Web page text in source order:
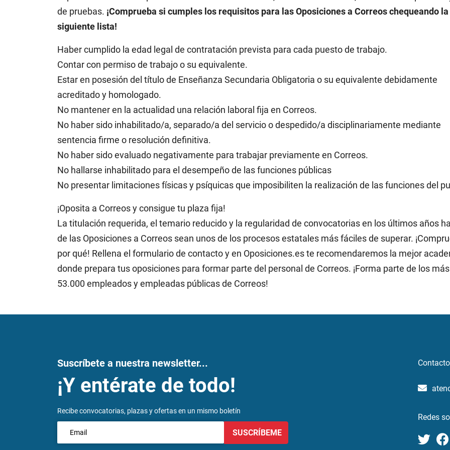
de pruebas. ¡Comprueba si cumples los requisitos para las Oposiciones a Correos chequeando la
siguiente lista!
Haber cumplido la edad legal de contratación prevista para cada puesto de trabajo.
Contar con permiso de trabajo o su equivalente.
Estar en posesión del título de Enseñanza Secundaria Obligatoria o su equivalente debidamente
acreditado y homologado.
No mantener en la actualidad una relación laboral fija en Correos.
No haber sido inhabilitado/a, separado/a del servicio o despedido/a disciplinariamente mediante
sentencia firme o resolución definitiva.
No haber sido evaluado negativamente para trabajar previamente en Correos.
No hallarse inhabilitado para el desempeño de las funciones públicas
No presentar limitaciones físicas y psíquicas que imposibiliten la realización de las funciones del
¡Oposita a Correos y consigue tu plaza fija!
La titulación requerida, el temario reducido y la regularidad de convocatorias en los últimos años
de las Oposiciones a Correos sean unos de los procesos estatales más fáciles de superar.
por qué! Rellena el formulario de contacto y en Oposiciones.es te recomendaremos la mejor
donde prepara tus oposiciones para formar parte del personal de Correos. ¡Forma parte de los
53.000 empleados y empleadas públicas de Correos!
Suscríbete a nuestra newsletter...
¡Y entérate de todo!
Recibe convocatorias, plazas y ofertas en un mismo boletín
SUSCRÍBEME
Redes